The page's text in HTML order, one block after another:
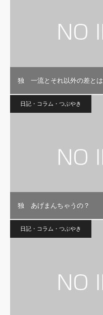
独 一流とそれ以外の差とは
日記・コラム・つぶやき
独 あげまんちゃうの？
日記・コラム・つぶやき